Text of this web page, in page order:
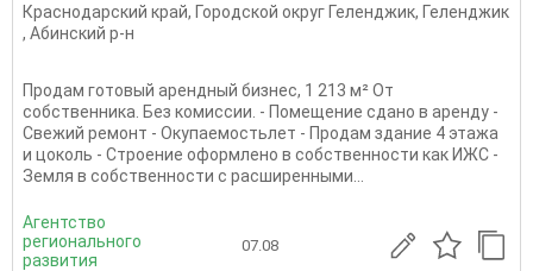
Краснодарский край, Городской округ Геленджик, Геленджик
, Абинский р-н
Продам готовый арендный бизнес, 1 213 м² От
собственника. Без комиссии. - Помещение сдано в аренду -
Свежий ремонт - Окупаемостьлет - Продам здание 4 этажа
и цоколь - Строение оформлено в собственности как ИЖС -
Земля в собственности с расширенными...
Агентство
регионального
развития
07.08